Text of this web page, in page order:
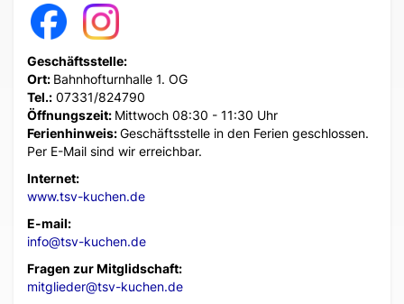
Geschäftsstelle:
Ort: Bahnhofturnhalle 1. OG
Tel.: 07331/824790
Öffnungszeit: Mittwoch 08:30 - 11:30 Uhr
Ferienhinweis:Geschäftsstelle in den Ferien geschlossen.
Per E-Mail sind wir erreichbar.
Internet:
www.tsv-kuchen.de
E-mail:
info@tsv-kuchen.de
Fragen zur Mitglidschaft:
mitglieder@tsv-kuchen.de